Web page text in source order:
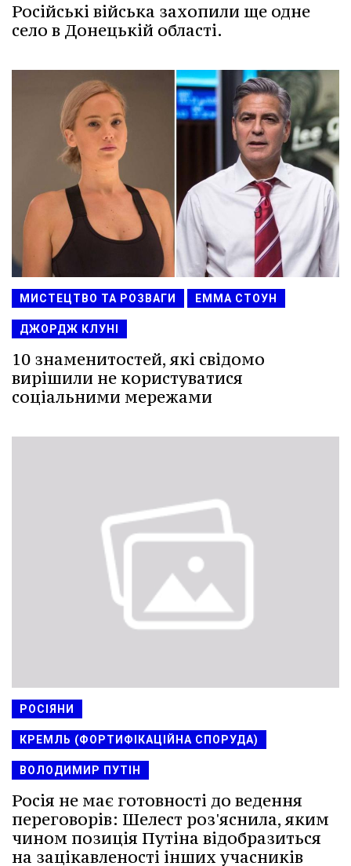
Російські війська захопили ще одне
село в Донецькій області.
МИСТЕЦТВО ТА РОЗВАГИ ЕММА СТОУН
ДЖОРДЖ КЛУНІ
10 знаменитостей, які свідомо
вирішили не користуватися
соціальними мережами
РОСІЯНИ
КРЕМЛЬ (ФОРТИФІКАЦІЙНА СПОРУДА)
ВОЛОДИМИР ПУТІН
Росія не має готовності до ведення
переговорів: Шелест роз'яснила, яким
чином позиція Путіна відобразиться
на зацікавленості інших учасників